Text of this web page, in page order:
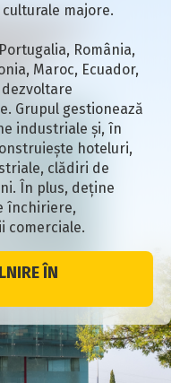
majore.
România,
Maroc, Ecuador,
Grupul gestionează
industriale și, în
hoteluri,
clădiri de
În plus, deține
închiriere,
comerciale.
ÎN